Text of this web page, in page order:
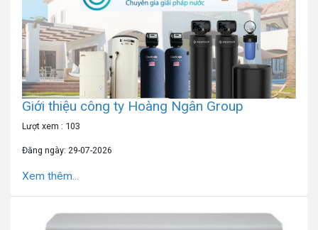
Giới thiệu công ty Hoàng Ngân Group
Lượt xem : 103
Đăng ngày: 29-07-2026
Xem thêm...